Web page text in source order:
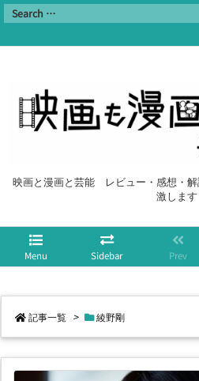
映画と漫画と芸能 レビュー・感想・
激します
Menu Sidebar Prev
記事一覧 > 綾野剛